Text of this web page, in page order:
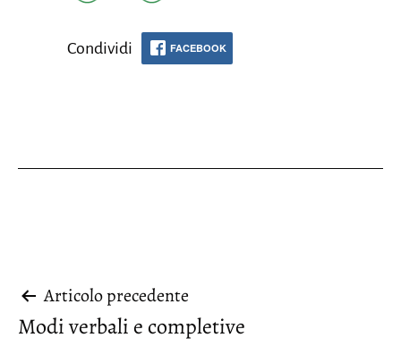
Condividi FACEBOOK
Navigazione
articoli
Articolo precedente
Modi verbali e completive